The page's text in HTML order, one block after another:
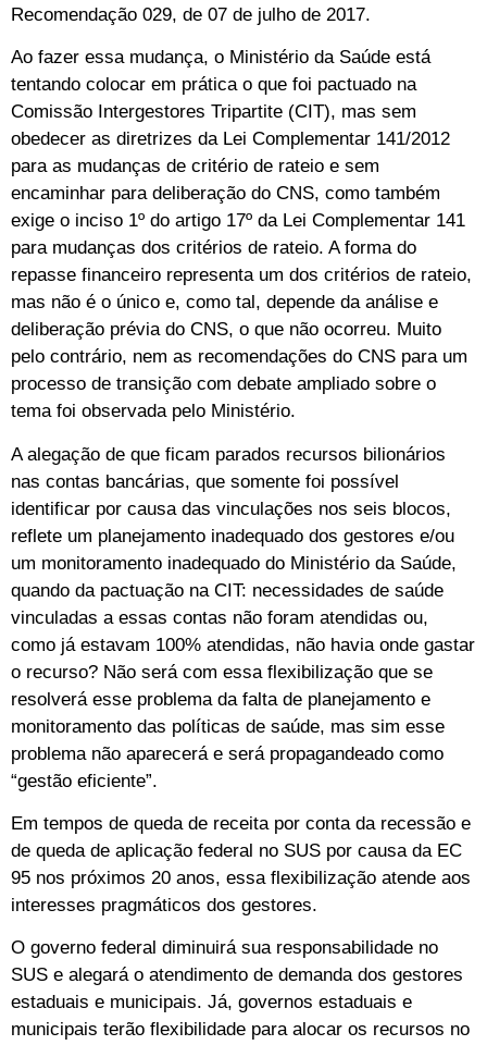
Recomendação 029, de 07 de julho de 2017.
Ao fazer essa mudança, o Ministério da Saúde está
tentando colocar em prática o que foi pactuado na
Comissão Intergestores Tripartite (CIT), mas sem
obedecer as diretrizes da Lei Complementar 141/2012
para as mudanças de critério de rateio e sem
encaminhar para deliberação do CNS, como também
exige o inciso 1º do artigo 17º da Lei Complementar 141
para mudanças dos critérios de rateio. A forma do
repasse financeiro representa um dos critérios de rateio,
mas não é o único e, como tal, depende da análise e
deliberação prévia do CNS, o que não ocorreu. Muito
pelo contrário, nem as recomendações do CNS para um
processo de transição com debate ampliado sobre o
tema foi observada pelo Ministério.
A alegação de que ficam parados recursos bilionários
nas contas bancárias, que somente foi possível
identificar por causa das vinculações nos seis blocos,
reflete um planejamento inadequado dos gestores e/ou
um monitoramento inadequado do Ministério da Saúde,
quando da pactuação na CIT: necessidades de saúde
vinculadas a essas contas não foram atendidas ou,
como já estavam 100% atendidas, não havia onde gastar
o recurso? Não será com essa flexibilização que se
resolverá esse problema da falta de planejamento e
monitoramento das políticas de saúde, mas sim esse
problema não aparecerá e será propagandeado como
“gestão eficiente”.
Em tempos de queda de receita por conta da recessão e
de queda de aplicação federal no SUS por causa da EC
95 nos próximos 20 anos, essa flexibilização atende aos
interesses pragmáticos dos gestores.
O governo federal diminuirá sua responsabilidade no
SUS e alegará o atendimento de demanda dos gestores
estaduais e municipais. Já, governos estaduais e
municipais terão flexibilidade para alocar os recursos no